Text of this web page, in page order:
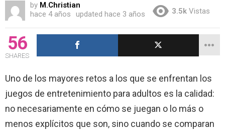
by M.Christian
hace 4 años
updated hace 3 años 3.5k Vistas
56
SHARES
Uno de los mayores retos a los que se enfrentan los
juegos de entretenimiento para adultos es la calidad:
no necesariamente en cómo se juegan o lo más o
menos explícitos que son, sino cuando se comparan